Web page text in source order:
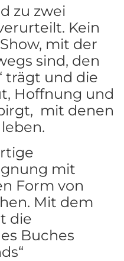
zu zwei
Kein
mit der
sind, den
trägt und die
Hoffnung und
mit denen
mit
Form von
Mit dem
die
Buches